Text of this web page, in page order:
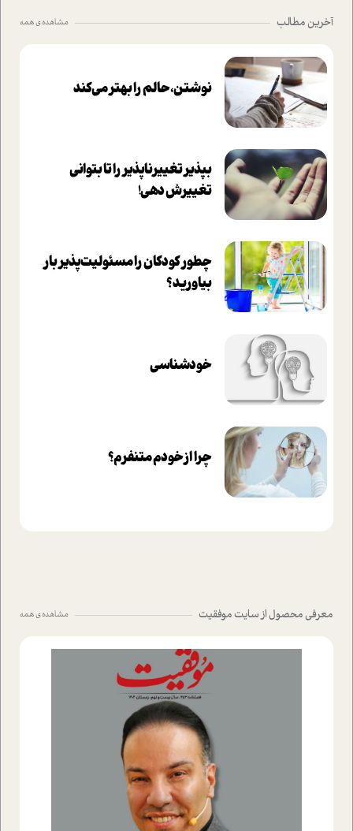
آخرین مطالب مشاهده ی همه
نوشتن، حالم را بهتر می‌کند
بپذير تغييرناپذير را تا بتواني
تغييرش دهي!‏
چطور کودکان را مسئولیت‌پذیر بار
بیاورید؟
خودشناسی
چرا از خودم متنفرم؟
معرفی محصول از سایت موفقیت مشاهده ی همه